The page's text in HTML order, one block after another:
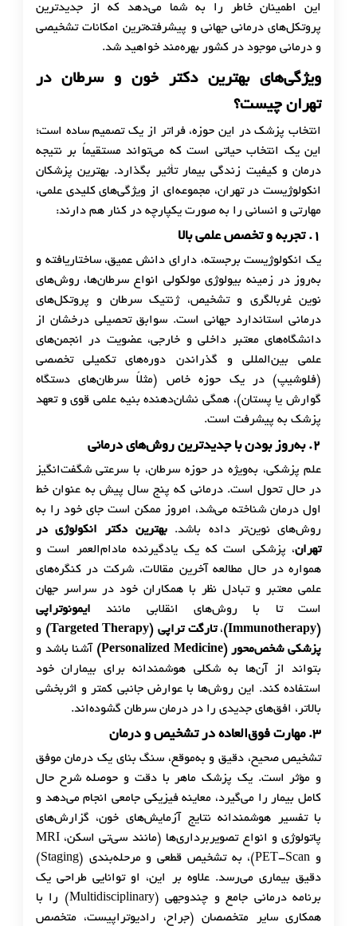
این اطمینان خاطر را به شما می‌دهد که از جدیدترین
پروتکل‌های درمانی جهانی و پیشرفته‌ترین امکانات تشخیصی
و درمانی موجود در کشور بهره‌مند خواهید شد.
ویژگی‌های بهترین دکتر خون و سرطان در
تهران چیست؟
انتخاب پزشک در این حوزه، فراتر از یک تصمیم ساده است؛
این یک انتخاب حیاتی است که می‌تواند مستقیماً بر نتیجه
درمان و کیفیت زندگی بیمار تأثیر بگذارد. بهترین پزشکان
انکولوژیست در تهران، مجموعه‌ای از ویژگی‌های کلیدی علمی،
مهارتی و انسانی را به صورت یکپارچه در کنار هم دارند:
۱. تجربه و تخصص علمی بالا
یک انکولوژیست برجسته، دارای دانش عمیق، ساختاریافته و
به‌روز در زمینه بیولوژی مولکولی انواع سرطان‌ها، روش‌های
نوین غربالگری و تشخیص، ژنتیک سرطان و پروتکل‌های
درمانی استاندارد جهانی است. سوابق تحصیلی درخشان از
دانشگاه‌های معتبر داخلی و خارجی، عضویت در انجمن‌های
علمی بین‌المللی و گذراندن دوره‌های تکمیلی تخصصی
(فلوشیپ) در یک حوزه خاص (مثلاً سرطان‌های دستگاه
گوارش یا پستان)، همگی نشان‌دهنده بنیه علمی قوی و تعهد
پزشک به پیشرفت است.
۲. به‌روز بودن با جدیدترین روش‌های درمانی
علم پزشکی، به‌ویژه در حوزه سرطان، با سرعتی شگفت‌انگیز
در حال تحول است. درمانی که پنج سال پیش به عنوان خط
اول درمان شناخته می‌شد، امروز ممکن است جای خود را به
روش‌های نوین‌تر داده باشد.بهترین دکتر انکولوژی در
تهران، پزشکی است که یک یادگیرنده مادام‌العمر است و
همواره در حال مطالعه آخرین مقالات، شرکت در کنگره‌های
علمی معتبر و تبادل نظر با همکاران خود در سراسر جهان
است تا با روش‌های انقلابی مانند ایمونوتراپی
(Immunotherapy)
،تارگت تراپی (Targeted Therapy)
و
پزشکی شخص‌محور (Personalized Medicine)
آشنا باشد و
بتواند از آن‌ها به شکلی هوشمندانه برای بیماران خود
استفاده کند. این روش‌ها با عوارض جانبی کمتر و اثربخشی
بالاتر، افق‌های جدیدی را در درمان سرطان گشوده‌اند.
۳. مهارت فوق‌العاده در تشخیص و درمان
تشخیص صحیح، دقیق و به‌موقع، سنگ بنای یک درمان موفق
و مؤثر است. یک پزشک ماهر با دقت و حوصله شرح حال
کامل بیمار را می‌گیرد، معاینه فیزیکی جامعی انجام می‌دهد و
با تفسیر هوشمندانه نتایج آزمایش‌های خون، گزارش‌های
پاتولوژی و انواع تصویربرداری‌ها (مانند سی‌تی اسکن، MRI
و PET-Scan)، به تشخیص قطعی و مرحله‌بندی (Staging)
دقیق بیماری می‌رسد. علاوه بر این، او توانایی طراحی یک
برنامه درمانی جامع و چندوجهی (Multidisciplinary) را با
همکاری سایر متخصصان (جراح، رادیوتراپیست، متخصص